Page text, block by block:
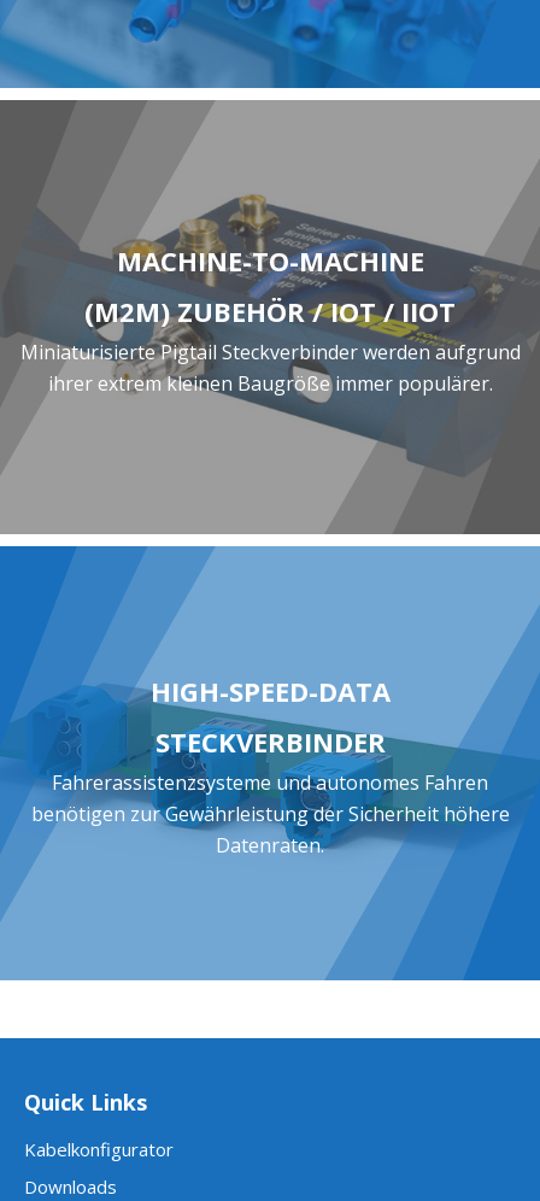
MACHINE-TO-MACHINE
(M2M) ZUBEHÖR / IOT / IIOT
Miniaturisierte Pigtail Steckverbinder werden aufgrund
ihrer extrem kleinen Baugröße immer populärer.
HIGH-SPEED-DATA
STECKVERBINDER
Fahrerassistenzsysteme und autonomes Fahren
benötigen zur Gewährleistung der Sicherheit höhere
Datenraten.
Quick Links
Kabelkonfigurator
Downloads